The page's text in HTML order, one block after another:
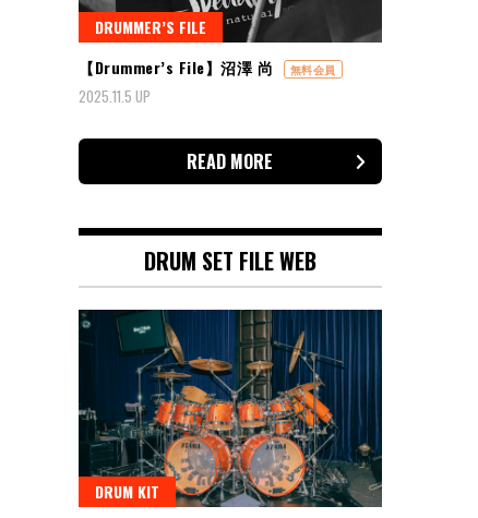
DRUMMER’S FILE
【Drummer’s File】沼澤 尚
無料会員
2025.11.5 UP
READ MORE
DRUM SET FILE WEB
DRUM KIT